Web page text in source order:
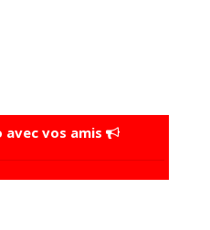
vos amis